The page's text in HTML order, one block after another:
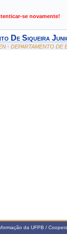
se novamente!
De Siqueira
- DEPARTAMENTO DE
da UFPB /